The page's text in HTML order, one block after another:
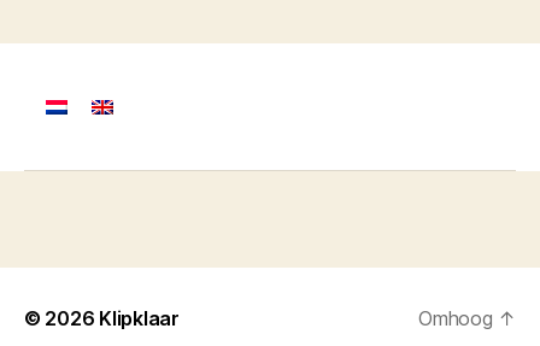
© 2026 Klipklaar Omhoog ↑